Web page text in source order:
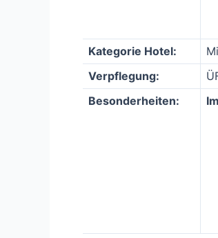
Kategorie Hotel:
Verpflegung:
Besonderheiten: